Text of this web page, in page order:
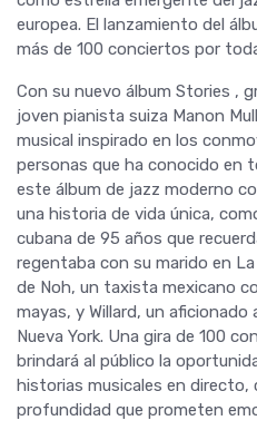
europea. El lanzamiento del
más de 100 conciertos por
Con su nuevo álbum Stories ,
joven pianista suiza Manon
musical inspirado en los
personas que ha conocido en
este álbum de jazz moderno
una historia de vida única,
cubana de 95 años que
regentaba con su marido en
de Noh, un taxista mexicano
mayas, y Willard, un
Nueva York. Una gira de 100
brindará al público la
historias musicales en directo,
profundidad que prometen